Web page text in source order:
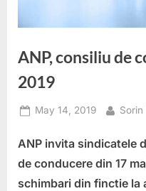
ANP, consiliu de
2019
Posted
May 14, 2019 By
Sorin
ANP invita sindicatele
de conducere din 17
schimbari din finctie la